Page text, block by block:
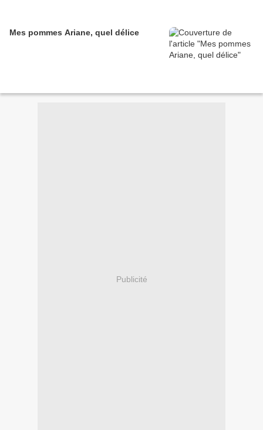
Mes pommes Ariane, quel délice
Publicité